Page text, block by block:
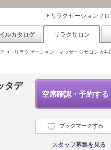
リラクゼーションサ
ルカタログ リラクサロン
> リラクゼーション・マッサージサロン大
空席確認・予約する
ブックマークする
スタッフ募集を見る
タデ